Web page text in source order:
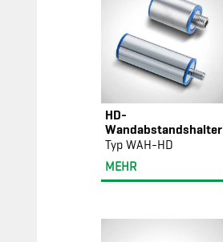
HD-
Wandabstandshalter
Typ WAH-HD
MEHR